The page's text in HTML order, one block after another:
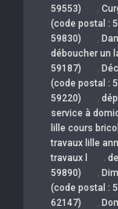
59553)
,
(code postal :
59830)
,
déboucher un
59187)
,
(code postal :
59220)
,
service à
lille cours
travaux lille
travaux l
,
59890)
,
(code postal :
62147)
,